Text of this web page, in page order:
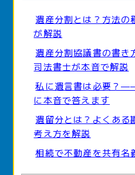
遺産分割とは？方法の
が解説
遺産分割協議書の書
司法書士が本音で解説
私に遺言書は必要？
に本音で答えます
遺留分とは？よくある
考え方を解説
相続で不動産を共有名